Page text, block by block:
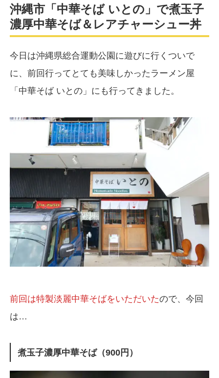
沖縄市「中華そば いとの」で煮玉子
濃厚中華そば＆レアチャーシュー丼
今日は沖縄県総合運動公園に遊びに行くついで
に、前回行ってとても美味しかったラーメン屋
「中華そば いとの」にも行ってきました。
前回は特製淡麗中華そばをいただいたので、今回
は…
煮玉子濃厚中華そば（900円）